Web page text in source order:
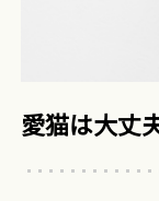
愛猫は大丈